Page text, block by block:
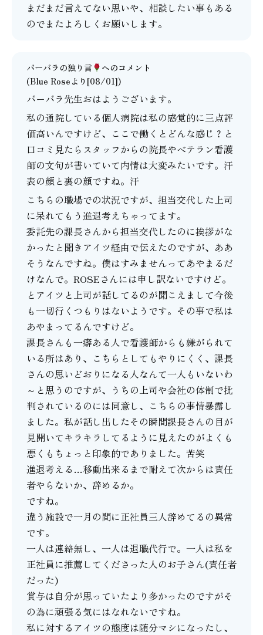
まだまだ言えてない思いや、相談したい事もある
のでまたよろしくお願いします。
バーバラの独り言
へのコメント
(Blue Roseより[08/01])
バーバラ先生おはようございます。
私の通院している個人病院は私の感覚的に三点評
価高いんですけど、ここで働くとどんな感じ？と
口コミ見たらスタッフからの院長やベテラン看護
師の文句が書いていて内情は大変みたいです。汗
表の顔と裏の顔ですね。汗
こちらの職場での状況ですが、担当交代した上司
に呆れてもう進退考えちゃってます。
委託先の課長さんから担当交代したのに挨拶がな
かったと聞きアイツ経由で伝えたのですが、ああ
そうなんですね。僕はすみませんってあやまるだ
けなんで。ROSEさんには申し訳ないですけど。
とアイツと上司が話してるのが聞こえまして今後
も一切行くつもりはないようです。その事で私は
あやまってるんですけど。
課長さんも一癖ある人で看護師からも嫌がられて
いる所はあり、こちらとしてもやりにくく、課長
さんの思いどおりになる人なんて一人もいないわ
～と思うのですが、うちの上司や会社の体制で批
判されているのには同意し、こちらの事情暴露し
ました。私が話し出したその瞬間課長さんの目が
見開いてキラキラしてるように見えたのがよくも
悪くもちょっと印象的でありました。苦笑
進退考える…移動出来るまで耐えて次からは責任
者やらないか、辞めるか。
ですね。
違う施設で一月の間に正社員三人辞めてるの異常
です。
一人は連絡無し、一人は退職代行で。一人は私を
正社員に推薦してくださった人のお子さん(責任者
だった)
賞与は自分が思っていたより多かったのですがそ
の為に頑張る気にはなれないですね。
私に対するアイツの態度は随分マシになったし、